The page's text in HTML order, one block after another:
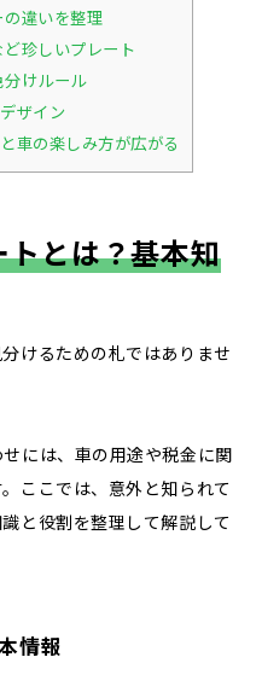
違いを整理
珍しいプレート
けルール
ザイン
車の楽しみ方が広がる
とは？基本知
けるための札ではありませ
には、車の用途や税金に関
ここでは、意外と知られて
と役割を整理して解説して
情報